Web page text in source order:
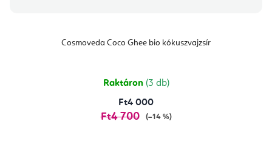
Cosmoveda Coco Ghee bio kókuszvajzsír
Raktáron (3 db)
Ft4 000
Ft4 700 (–14 %)